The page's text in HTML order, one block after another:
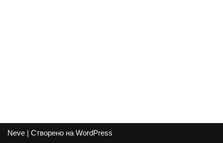
Neve | Створено на WordPress